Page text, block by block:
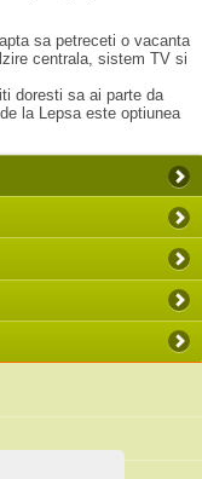
sa petreceti o vacanta
centrala, sistem TV si
doresti sa ai parte da
la Lepsa este optiunea